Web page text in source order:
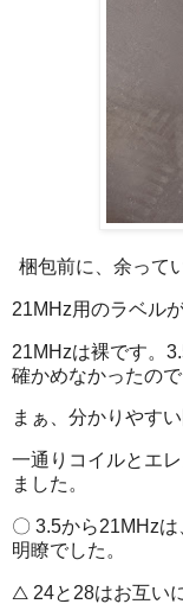
梱包前に、余って
21MHz用のラベル
21MHzは裸です。
確かめなかったので
まぁ、分かりやす
一通りコイルとエ
ました。
〇 3.5から21MHz
明瞭でした。
△ 24と28はお互い